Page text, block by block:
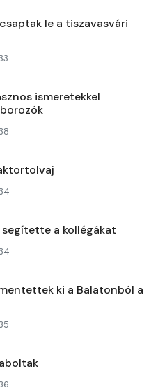
le a tiszavasvári
ismeretekkel
a kollégákat
ki a Balatonból a